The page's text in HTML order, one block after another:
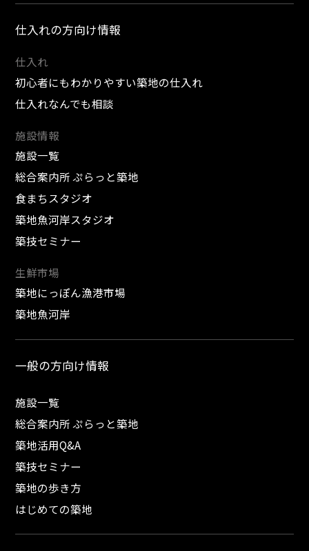
仕入れの方向け情報
仕入れ
初心者にもわかりやすい築地の仕入れ
仕入れなんでも相談
施設情報
施設一覧
総合案内所 ぷらっと築地
食まちスタジオ
築地魚河岸スタジオ
築技セミナー
生鮮市場
築地にっぽん漁港市場
築地魚河岸
一般の方向け情報
施設一覧
総合案内所 ぷらっと築地
築地活用Q&A
築技セミナー
築地の歩き方
はじめての築地